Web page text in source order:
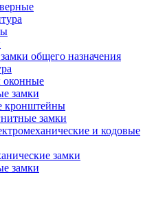
общего назначения
замки
кронштейны
замки
и кодовые
замки
замки